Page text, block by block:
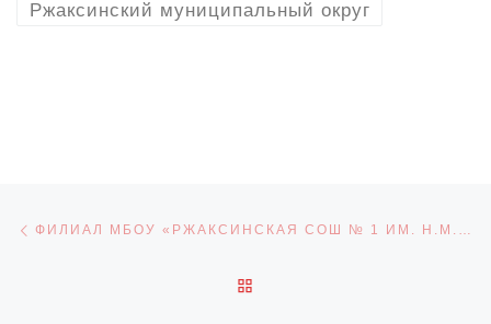
Ржаксинский муниципальный округ
Навигация по записям ФИЛИАЛ МБОУ «РЖАКСИНСКАЯ СОШ № 1 ИМ. Н.М. ФРОЛОВА» В С. БОГДАНОВО ПРИНЯЛ УЧАСТИЕ В МЕТАПРЕДМЕТНОМ КВЕСТЕ, ПОСВЯЩЕННОМ 75-ЛЕТИЮ ПОБЕДЫ В ВЕЛИКОЙ ОТЕЧЕСТВЕННОЙ ВОЙНЕ «ПОД САЛЮТОМ ВЕЛИКОЙ ПОБЕДЫ»